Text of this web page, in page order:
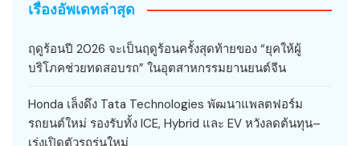
เรื่องอัพเดทล่าสุด
ฤดูร้อนปี 2026 จะเป็นฤดูร้อนครั้งสุดท้ายของ “ยุคให้ผู้
บริโภคช่วยทดสอบรถ” ในอุตสาหกรรมยานยนต์จีน
Honda เล็งดึง Tata Technologies พัฒนาแพลตฟอร์ม
รถยนต์ใหม่ รองรับทั้ง ICE, Hybrid และ EV หวังลดต้นทุน–